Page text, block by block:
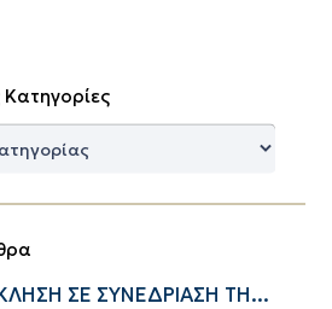
Κατηγορίες
ΣΕ ΣΥΝΕΔΡΙΑΣΗ ΤΗ...